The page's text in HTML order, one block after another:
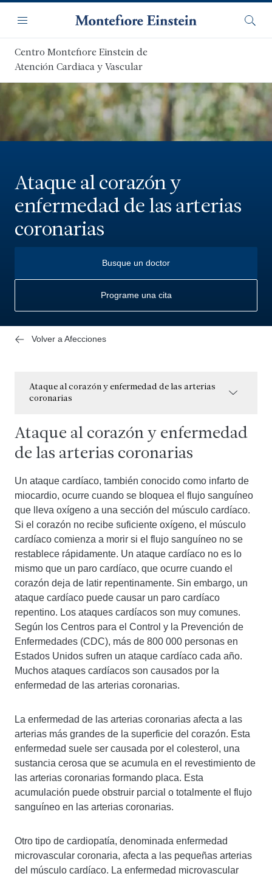
contenido
principal
Navegación
Menú
Centro Montefiore Einstein de
Atención Cardiaca y Vascular
Ataque al corazón y
enfermedad de las arterias
coronarias
Busque un doctor
Programe una cita
Volver a Afecciones
Ataque al corazón y enfermedad de las arterias
coronarias
Ataque al corazón y enfermedad
de las arterias coronarias
Un ataque cardíaco, también conocido como infarto de
miocardio, ocurre cuando se bloquea el flujo sanguíneo
que lleva oxígeno a una sección del músculo cardíaco.
Si el corazón no recibe suficiente oxígeno, el músculo
cardíaco comienza a morir si el flujo sanguíneo no se
restablece rápidamente. Un ataque cardíaco no es lo
mismo que un paro cardíaco, que ocurre cuando el
corazón deja de latir repentinamente. Sin embargo, un
ataque cardíaco puede causar un paro cardíaco
repentino. Los ataques cardíacos son muy comunes.
Según los Centros para el Control y la Prevención de
Enfermedades (CDC), más de 800 000 personas en
Estados Unidos sufren un ataque cardíaco cada año.
Muchos ataques cardíacos son causados ​​por la
enfermedad de las arterias coronarias.
La enfermedad de las arterias coronarias afecta a las
arterias más grandes de la superficie del corazón. Esta
enfermedad suele ser causada por el colesterol, una
sustancia cerosa que se acumula en el revestimiento de
las arterias coronarias formando placa. Esta
acumulación puede obstruir parcial o totalmente el flujo
sanguíneo en las arterias coronarias.
Otro tipo de cardiopatía, denominada enfermedad
microvascular coronaria, afecta a las pequeñas arterias
del músculo cardíaco. La enfermedad microvascular